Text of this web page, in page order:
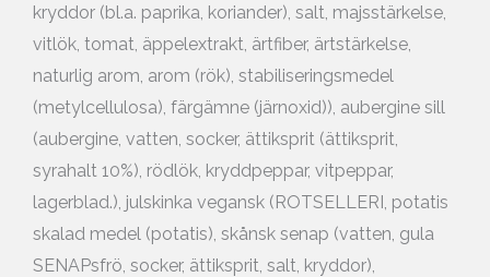
kryddor (bl.a. paprika, koriander), salt, majsstärkelse,
vitlök, tomat, äppelextrakt, ärtfiber, ärtstärkelse,
naturlig arom, arom (rök), stabiliseringsmedel
(metylcellulosa), färgämne (järnoxid)), aubergine sill
(aubergine, vatten, socker, ättiksprit (ättiksprit,
syrahalt 10%), rödlök, kryddpeppar, vitpeppar,
lagerblad.), julskinka vegansk (ROTSELLERI, potatis
skalad medel (potatis), skånsk senap (vatten, gula
SENAPsfrö, socker, ättiksprit, salt, kryddor),